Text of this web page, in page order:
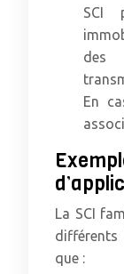
SCI
des
En
La SCI
différents
que :